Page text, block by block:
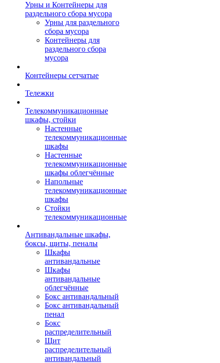
Урны и Контейнеры для
раздельного сбора мусора
Урны для раздельного
сбора мусора
Контейнеры для
раздельного сбора
мусора
Контейнеры сетчатые
Тележки
Телекоммуникационные
шкафы, стойки
Настенные
телекоммуникационные
шкафы
Настенные
телекоммуникационные
шкафы облегчённые
Напольные
телекоммуникационные
шкафы
Стойки
телекоммуникационные
Антивандальные шкафы,
боксы, щиты, пеналы
Шкафы
антивандальные
Шкафы
антивандальные
облегчённые
Бокс антивандальный
Бокс антивандальный
пенал
Бокс
распределительный
Щит
распределительный
антивандальный